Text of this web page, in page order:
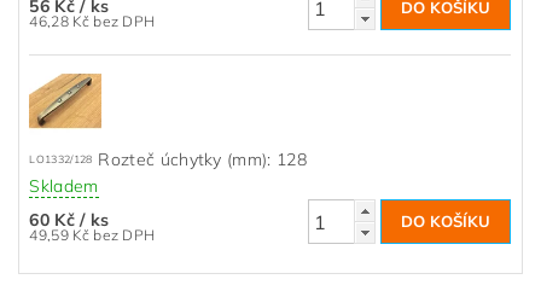
56 Kč/ ks
46,28 Kč bez DPH
LO1332/128 Rozteč úchytky (mm): 128
Skladem
60 Kč/ ks
49,59 Kč bez DPH